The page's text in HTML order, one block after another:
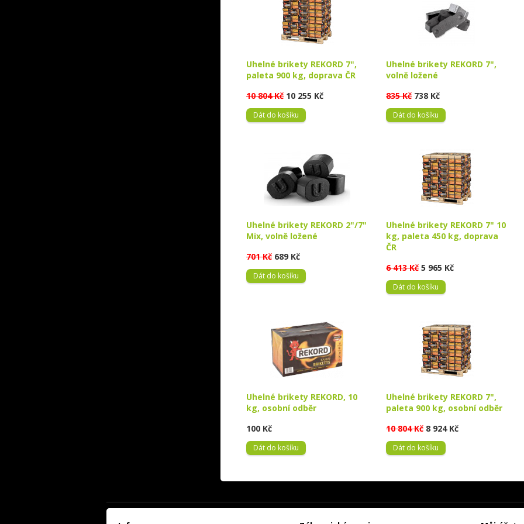
Uhelné brikety REKORD 7",
paleta 900 kg, doprava ČR
10 804 Kč 10 255 Kč
Dát do košíku
Uhelné brikety REKORD 7",
volně ložené
835 Kč 738 Kč
Dát do košíku
Uhelné brikety REKORD 2"/7"
Mix, volně ložené
701 Kč 689 Kč
Dát do košíku
Uhelné brikety REKORD 7" 10
kg, paleta 450 kg, doprava
ČR
6 413 Kč 5 965 Kč
Dát do košíku
Uhelné brikety REKORD, 10
kg, osobní odběr
100 Kč
Dát do košíku
Uhelné brikety REKORD 7",
paleta 900 kg, osobní odběr
10 804 Kč 8 924 Kč
Dát do košíku